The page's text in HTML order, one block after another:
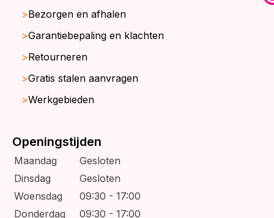
Bezorgen en afhalen
Garantiebepaling en klachten
Retourneren
Gratis stalen aanvragen
Werkgebieden
Openingstijden
Maandag
Gesloten
Dinsdag
Gesloten
Woensdag
09:30 - 17:00
Donderdag
09:30 - 17:00